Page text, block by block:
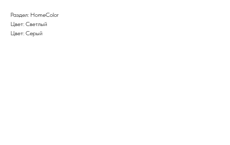
Раздел: HomeColor
Цвет: Светлый
Цвет: Серый